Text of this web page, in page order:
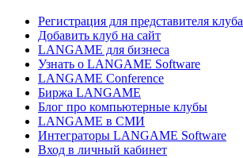
Регистрация для представителя клуба
Добавить клуб на сайт
LANGAME для бизнеса
Узнать о LANGAME Software
LANGAME Conference
Биржа LANGAME
Блог про компьютерные клубы
LANGAME в СМИ
Интеграторы LANGAME Software
Вход в личный кабинет